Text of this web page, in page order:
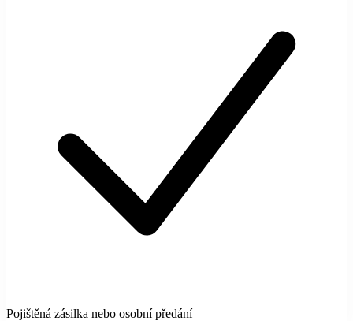
Pojištěná zásilka nebo osobní předání